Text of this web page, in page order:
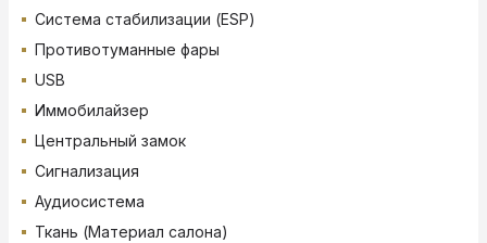
Система стабилизации (ESP)
Противотуманные фары
USB
Иммобилайзер
Центральный замок
Сигнализация
Аудиосистема
Ткань (Материал салона)